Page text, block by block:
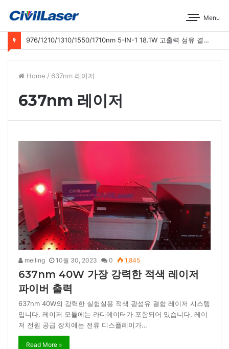
Menu
976/1210/1310/1550/1710nm 5-IN-1 18.1W 고출력 섬유 결합 레이저 운영 시연
Home / 637nm 레이저
637nm 레이저
meiling 10월 30, 2023 0 1,845
637nm 40W 가장 강력한 적색 레이저
파이버 출력
637nm 40W의 강력한 실험실용 적색 광섬유 결합 레이저 시스템
입니다. 레이저 모듈에는 라디에이터가 포함되어 있습니다. 레이
저 전원 공급 장치에는 전류 디스플레이가…
Read More »